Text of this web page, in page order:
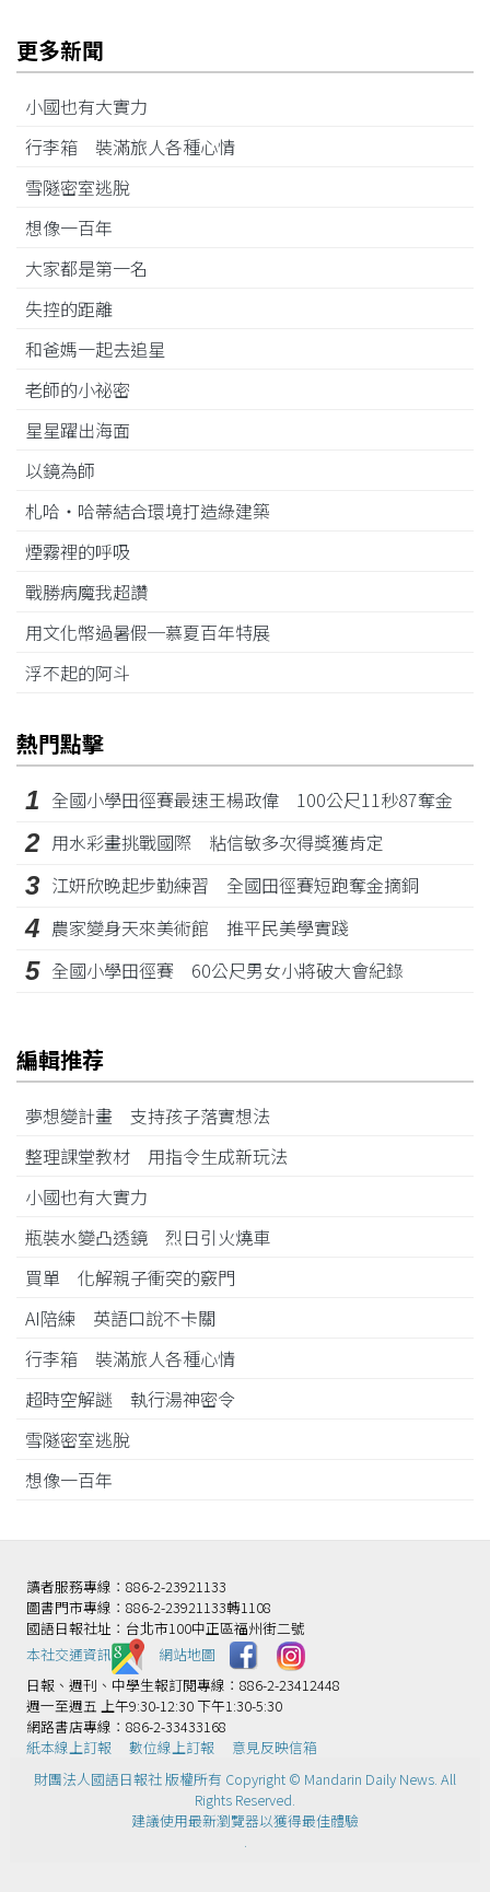
更多新聞
小國也有大實力
行李箱 裝滿旅人各種心情
雪隧密室逃脫
想像一百年
大家都是第一名
失控的距離
和爸媽一起去追星
老師的小祕密
星星躍出海面
以鏡為師
札哈‧哈蒂結合環境打造綠建築
煙霧裡的呼吸
戰勝病魔我超讚
用文化幣過暑假─慕夏百年特展
浮不起的阿斗
熱門點擊
1 全國小學田徑賽最速王楊政偉 100公尺11秒87奪金
2 用水彩畫挑戰國際 粘信敏多次得獎獲肯定
3 江姸欣晚起步勤練習 全國田徑賽短跑奪金摘銅
4 農家變身天來美術館 推平民美學實踐
5 全國小學田徑賽 60公尺男女小將破大會紀錄
編輯推荐
夢想變計畫 支持孩子落實想法
整理課堂教材 用指令生成新玩法
小國也有大實力
瓶裝水變凸透鏡 烈日引火燒車
買單 化解親子衝突的竅門
AI陪練 英語口說不卡關
行李箱 裝滿旅人各種心情
超時空解謎 執行湯神密令
雪隧密室逃脫
想像一百年
讀者服務專線：886-2-23921133
圖書門市專線：886-2-23921133轉1108
國語日報社址：台北市100中正區福州街二號
本社交通資訊️
網站地圖
日報、週刊、中學生報訂閱專線：886-2-23412448
週一至週五 上午9:30-12:30 下午1:30-5:30
網路書店專線：886-2-33433168
紙本線上訂報
數位線上訂報
意見反映信箱
財團法人國語日報社 版權所有 Copyright © Mandarin Daily News. All
Rights Reserved.
建議使用最新瀏覽器以獲得最佳體驗
.